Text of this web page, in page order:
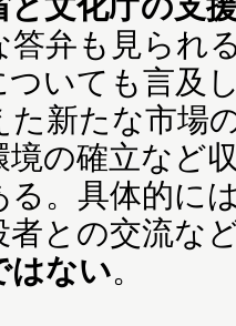
答弁も見られ
ついても言及
た新たな市場
境の確立など
る。具体的に
者との交流な
はない。